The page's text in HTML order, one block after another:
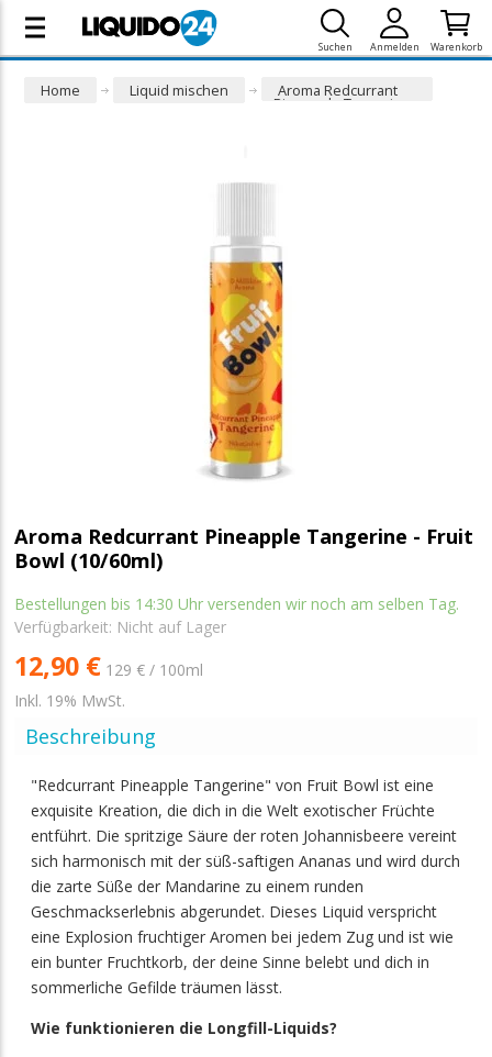
Suchen Anmelden Warenkorb
Home Liquid mischen Aroma Redcurrant
Pineapple Tangerine -
Aroma Redcurrant Pineapple Tangerine - Fruit
Bowl (10/60ml)
Bestellungen bis 14:30 Uhr versenden wir noch am selben Tag.
Verfügbarkeit: Nicht auf Lager
12,90 € 129 € / 100ml
Inkl. 19% MwSt.
Beschreibung
"Redcurrant Pineapple Tangerine" von Fruit Bowl ist eine
exquisite Kreation, die dich in die Welt exotischer Früchte
entführt. Die spritzige Säure der roten Johannisbeere vereint
sich harmonisch mit der süß-saftigen Ananas und wird durch
die zarte Süße der Mandarine zu einem runden
Geschmackserlebnis abgerundet. Dieses Liquid verspricht
eine Explosion fruchtiger Aromen bei jedem Zug und ist wie
ein bunter Fruchtkorb, der deine Sinne belebt und dich in
sommerliche Gefilde träumen lässt.
Wie funktionieren die Longfill-Liquids?